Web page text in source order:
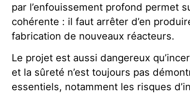
par l’enfouissement profond permet
cohérente : il faut arrêter d’en
fabrication de nouveaux réacteurs.
Le projet est aussi dangereux
et la sûreté n’est toujours pas
essentiels, notamment les risques